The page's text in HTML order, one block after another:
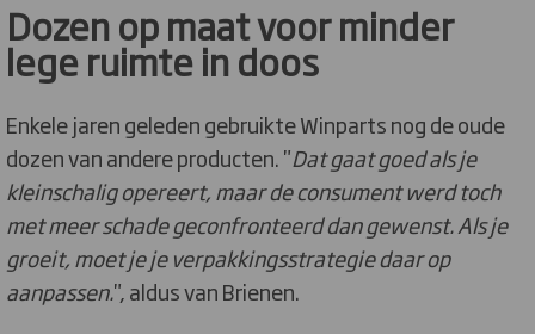
Dozen op maat voor minder
lege ruimte in doos
Enkele jaren geleden gebruikte Winparts nog de oude
dozen van andere producten. "Dat gaat goed als je
kleinschalig opereert, maar de consument werd toch
met meer schade geconfronteerd dan gewenst. Als je
groeit, moet je je verpakkingsstrategie daar op
aanpassen.", aldus van Brienen.